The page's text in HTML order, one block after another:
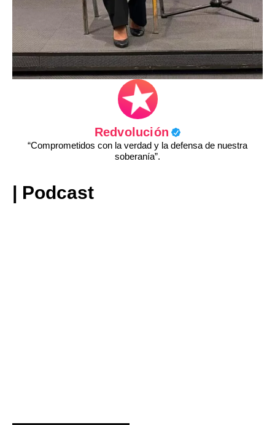
Redvolución
“Comprometidos con la verdad y la defensa de nuestra
soberanía”.
| Podcast